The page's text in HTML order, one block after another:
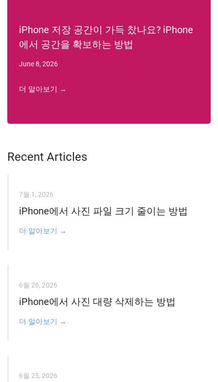
iPhone 저장 공간이 가득 찼나요? iPhone
에서 공간을 확보하는 방법
June 8, 2026
더 알아보기 →
Recent Articles
7월 1, 2026
iPhone에서 사진 파일 크기 줄이는 방법
더 알아보기 →
6월 26, 2026
iPhone에서 사진 대량 삭제하는 방법
더 알아보기 →
6월 25, 2026